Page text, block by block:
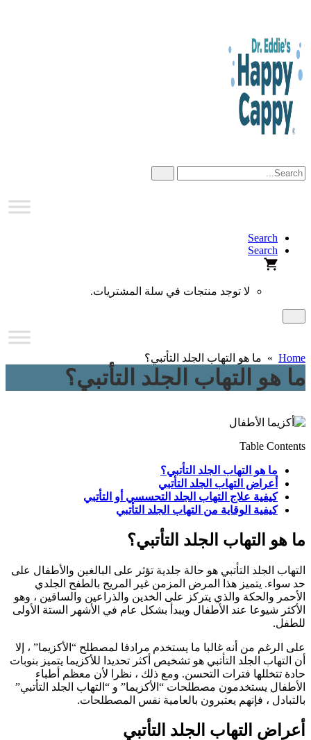
content
Search
Search
لا توجد منتجات في سلة المشتريات.
Home » ما هو التهاب الجلد التأتبي؟
ما هو التهاب الجلد التأتبي؟
Table Contents
ما هو التهاب الجلد التأتبي؟
أعراض التهاب الجلد التأتبي
كيفية علاج التهاب الجلد التحسسي أو التأتبي
كيفية الوقاية من التهاب الجلد التأتبي
ما هو التهاب الجلد التأتبي؟
التهاب الجلد التأتبي هو حالة جلدية تؤثر على البالغين والأطفال على
حد سواء. يتميز هذا المرض المزمن غير المريح بالطفح الجلدي
الأحمر والحكة والذي يتركز على الخدين والذراعين والساقين ، وهو
الأكثر شيوعا عند الأطفال ويبدأ بشكل عام في الأشهر الستة الأولى
للطفل.
على الرغم من أنه غالبا ما يستخدم مرادفا لمصطلح “الأكزيما” ، إلا
أن التهاب الجلد التأتبي هو تشخيص أكثر تحديدا للأكزيما يتميز بنوبات
حادة تتخللها فترات التحسن. ومع ذلك ، نظرا لأن معظم أطباء
الأطفال يستخدمون مصطلحات “الأكزيما” و “التهاب الجلد التأتبي”
بالتبادل ، فإنهم يعتبرون بالعامية نفس المصطلحات.
أعراض التهاب الجلد التأتبي